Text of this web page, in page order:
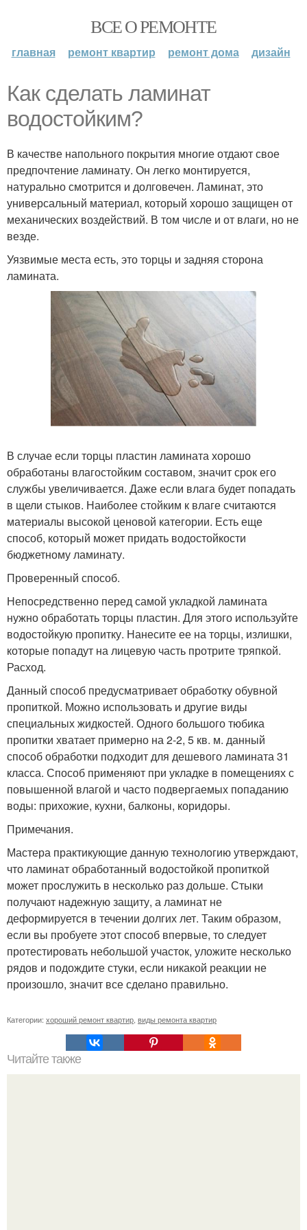
ВСЕ О РЕМОНТЕ
главная ремонт квартир ремонт дома дизайн
Как сделать ламинат
водостойким?
В качестве напольного покрытия многие отдают свое
предпочтение ламинату. Он легко монтируется,
натурально смотрится и долговечен. Ламинат, это
универсальный материал, который хорошо защищен от
механических воздействий. В том числе и от влаги, но не
везде.
Уязвимые места есть, это торцы и задняя сторона
ламината.
В случае если торцы пластин ламината хорошо
обработаны влагостойким составом, значит срок его
службы увеличивается. Даже если влага будет попадать
в щели стыков. Наиболее стойким к влаге считаются
материалы высокой ценовой категории. Есть еще
способ, который может придать водостойкости
бюджетному ламинату.
Проверенный способ.
Непосредственно перед самой укладкой ламината
нужно обработать торцы пластин. Для этого используйте
водостойкую пропитку. Нанесите ее на торцы, излишки,
которые попадут на лицевую часть протрите тряпкой.
Расход.
Данный способ предусматривает обработку обувной
пропиткой. Можно использовать и другие виды
специальных жидкостей. Одного большого тюбика
пропитки хватает примерно на 2-2, 5 кв. м. данный
способ обработки подходит для дешевого ламината 31
класса. Способ применяют при укладке в помещениях с
повышенной влагой и часто подвергаемых попаданию
воды: прихожие, кухни, балконы, коридоры.
Примечания.
Мастера практикующие данную технологию утверждают,
что ламинат обработанный водостойкой пропиткой
может прослужить в несколько раз дольше. Стыки
получают надежную защиту, а ламинат не
деформируется в течении долгих лет. Таким образом,
если вы пробуете этот способ впервые, то следует
протестировать небольшой участок, уложите несколько
рядов и подождите стуки, если никакой реакции не
произошло, значит все сделано правильно.
Категории: хороший ремонт квартир, виды ремонта квартир
Читайте также